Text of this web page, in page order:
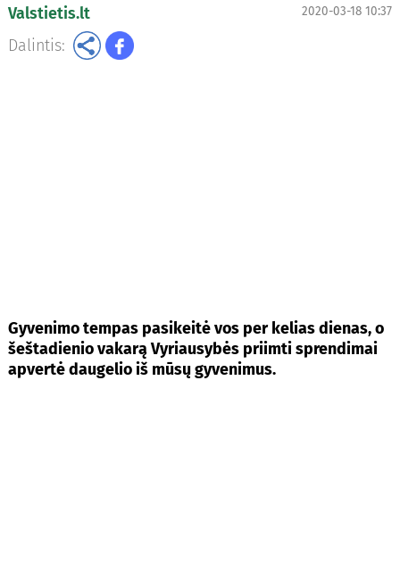
Valstietis.lt 2020-03-18 10:37
Dalintis:
Gyvenimo tempas pasikeitė vos per kelias dienas, o
šeštadienio vakarą Vyriausybės priimti sprendimai
apvertė daugelio iš mūsų gyvenimus.